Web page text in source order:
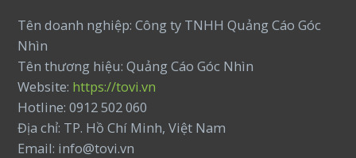
Tên doanh nghiệp: Công ty TNHH Quảng Cáo Góc
Nhìn
Tên thương hiệu: Quảng Cáo Góc Nhìn
Website: https://tovi.vn
Hotline: 0912 502 060
Địa chỉ: TP. Hồ Chí Minh, Việt Nam
Email: info@tovi.vn